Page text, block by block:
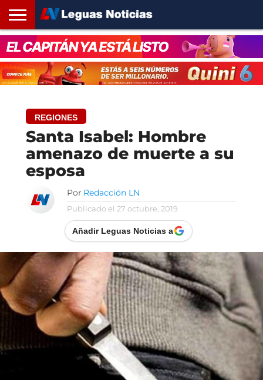
INICIO
SANTA
FE
ROSARIO24
REGIONES
ARGENTINA
OPINIÓN
CONTACTO
REGIONES
Santa Isabel: Hombre
amenazo de muerte a su
esposa
Por Redacción LN
Publicado el 27 octubre, 2019
Añadir Leguas Noticias a